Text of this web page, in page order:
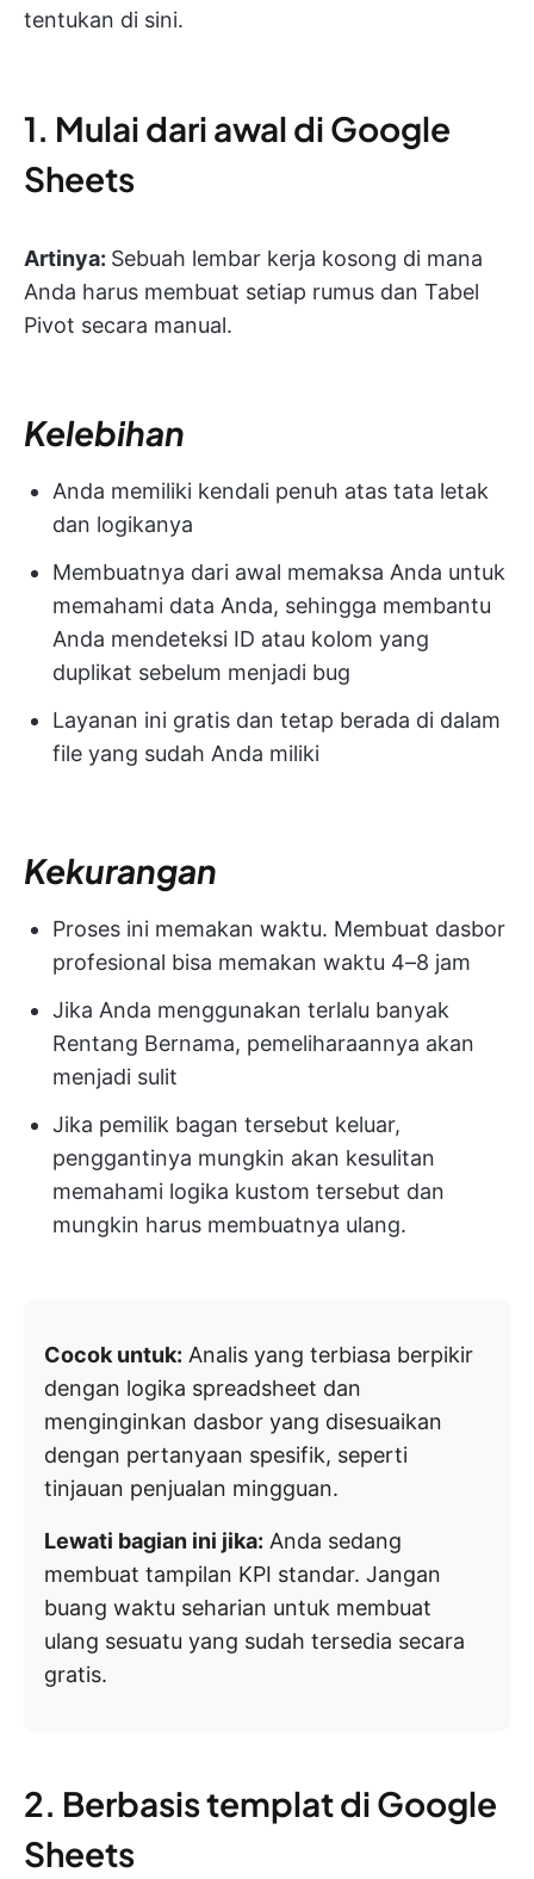
tentukan di sini.
1. Mulai dari awal di Google
Sheets
Artinya: Sebuah lembar kerja kosong di mana
Anda harus membuat setiap rumus dan Tabel
Pivot secara manual.
Kelebihan
Anda memiliki kendali penuh atas tata letak
dan logikanya
Membuatnya dari awal memaksa Anda untuk
memahami data Anda, sehingga membantu
Anda mendeteksi ID atau kolom yang
duplikat sebelum menjadi bug
Layanan ini gratis dan tetap berada di dalam
file yang sudah Anda miliki
Kekurangan
Proses ini memakan waktu. Membuat dasbor
profesional bisa memakan waktu 4–8 jam
Jika Anda menggunakan terlalu banyak
Rentang Bernama, pemeliharaannya akan
menjadi sulit
Jika pemilik bagan tersebut keluar,
penggantinya mungkin akan kesulitan
memahami logika kustom tersebut dan
mungkin harus membuatnya ulang.
Cocok untuk: Analis yang terbiasa berpikir
dengan logika spreadsheet dan
menginginkan dasbor yang disesuaikan
dengan pertanyaan spesifik, seperti
tinjauan penjualan mingguan.
Lewati bagian ini jika: Anda sedang
membuat tampilan KPI standar. Jangan
buang waktu seharian untuk membuat
ulang sesuatu yang sudah tersedia secara
gratis.
2. Berbasis templat di Google
Sheets